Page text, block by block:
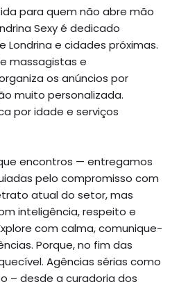
para quem não abre mão
Sexy é dedicado
e cidades próximas.
massagistas e
os anúncios por
muito personalizada.
por idade e serviços
encontros — entregamos
pelo compromisso com
atual do setor, mas
inteligência, respeito e
com calma, comunique-
Porque, no fim das
Agências sérias como
– desde a curadoria dos